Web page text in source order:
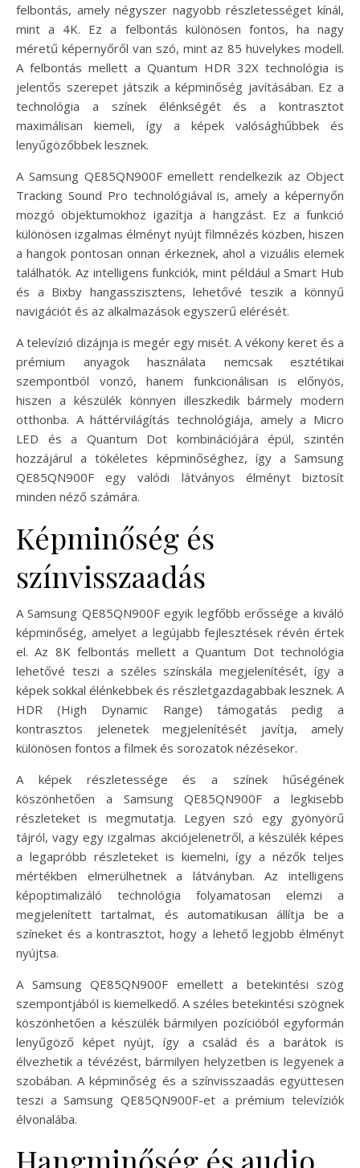
felbontás, amely négyszer nagyobb részletességet kínál,
mint a 4K. Ez a felbontás különösen fontos, ha nagy
méretű képernyőről van szó, mint az 85 hüvelykes modell.
A felbontás mellett a Quantum HDR 32X technológia is
jelentős szerepet játszik a képminőség javításában. Ez a
technológia a színek élénkségét és a kontrasztot
maximálisan kiemeli, így a képek valósághűbbek és
lenyűgözőbbek lesznek.
A Samsung QE85QN900F emellett rendelkezik az Object
Tracking Sound Pro technológiával is, amely a képernyőn
mozgó objektumokhoz igazítja a hangzást. Ez a funkció
különösen izgalmas élményt nyújt filmnézés közben, hiszen
a hangok pontosan onnan érkeznek, ahol a vizuális elemek
találhatók. Az intelligens funkciók, mint például a Smart Hub
és a Bixby hangasszisztens, lehetővé teszik a könnyű
navigációt és az alkalmazások egyszerű elérését.
A televízió dizájnja is megér egy misét. A vékony keret és a
prémium anyagok használata nemcsak esztétikai
szempontból vonzó, hanem funkcionálisan is előnyös,
hiszen a készülék könnyen illeszkedik bármely modern
otthonba. A háttérvilágítás technológiája, amely a Micro
LED és a Quantum Dot kombinációjára épül, szintén
hozzájárul a tökéletes képminőséghez, így a Samsung
QE85QN900F egy valódi látványos élményt biztosít
minden néző számára.
Képminőség és
színvisszaadás
A Samsung QE85QN900F egyik legfőbb erőssége a kiváló
képminőség, amelyet a legújabb fejlesztések révén értek
el. Az 8K felbontás mellett a Quantum Dot technológia
lehetővé teszi a széles színskála megjelenítését, így a
képek sokkal élénkebbek és részletgazdagabbak lesznek. A
HDR (High Dynamic Range) támogatás pedig a
kontrasztos jelenetek megjelenítését javítja, amely
különösen fontos a filmek és sorozatok nézésekor.
A képek részletessége és a színek hűségének
köszönhetően a Samsung QE85QN900F a legkisebb
részleteket is megmutatja. Legyen szó egy gyönyörű
tájról, vagy egy izgalmas akciójelenetről, a készülék képes
a legapróbb részleteket is kiemelni, így a nézők teljes
mértékben elmerülhetnek a látványban. Az intelligens
képoptimalizáló technológia folyamatosan elemzi a
megjelenített tartalmat, és automatikusan állítja be a
színeket és a kontrasztot, hogy a lehető legjobb élményt
nyújtsa.
A Samsung QE85QN900F emellett a betekintési szög
szempontjából is kiemelkedő. A széles betekintési szögnek
köszönhetően a készülék bármilyen pozícióból egyformán
lenyűgöző képet nyújt, így a család és a barátok is
élvezhetik a tévézést, bármilyen helyzetben is legyenek a
szobában. A képminőség és a színvisszaadás együttesen
teszi a Samsung QE85QN900F-et a prémium televíziók
élvonalába.